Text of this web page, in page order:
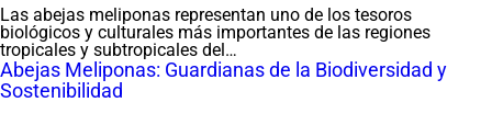
Las abejas meliponas representan uno de los tesoros
biológicos y culturales más importantes de las regiones
tropicales y subtropicales del…
Abejas Meliponas: Guardianas de la Biodiversidad y
Sostenibilidad